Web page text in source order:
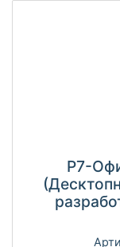
Р7-